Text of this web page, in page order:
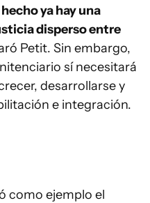
ya hay una
disperso entre
Petit. Sin embargo,
sí necesitará
desarrollarse y
e integración.
como ejemplo el